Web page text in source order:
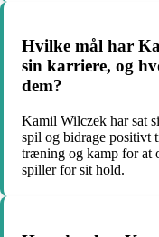
Hvilke mål har
sin karriere, og
dem?
Kamil Wilczek har sat
spil og bidrage positivt
træning og kamp for at
spiller for sit hold.